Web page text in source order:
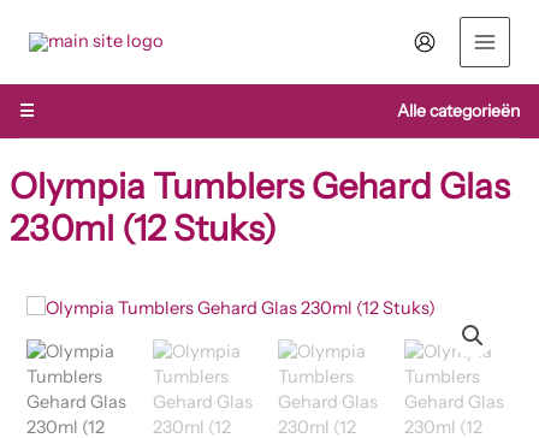
naar
inhoud
☰
Alle categorieën
Olympia Tumblers Gehard Glas
230ml (12 Stuks)
Olympia
Gehard
Glas
230ml
(12